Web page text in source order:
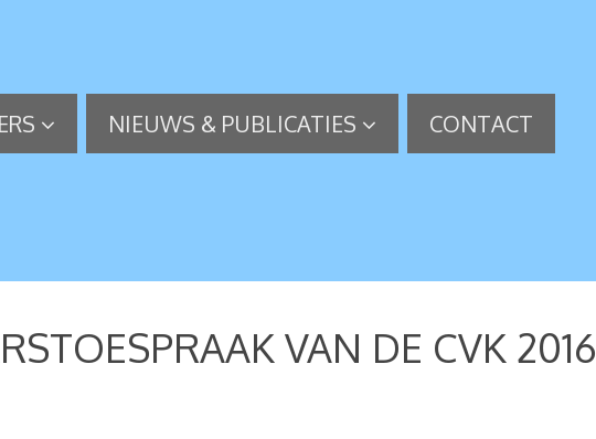
NIEUWS & PUBLICATIES CONTACT
VAN DE CVK 2016